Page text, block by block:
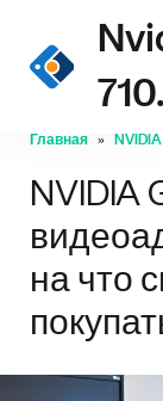
Главная NVIDIA
NVIDIA
на что